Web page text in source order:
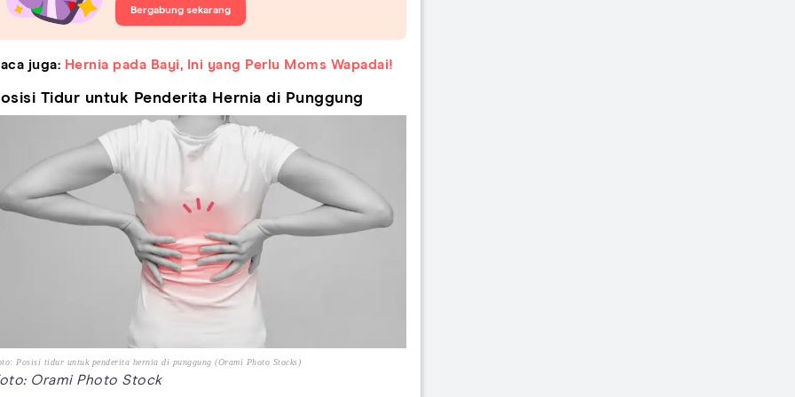
Bergabung sekarang
juga: Hernia pada Bayi, Ini yang Perlu Moms Wapadai!
Tidur untuk Penderita Hernia di Punggung
Posisi tidur untuk penderita hernia di punggung (Orami Photo Stocks)
Orami Photo Stock